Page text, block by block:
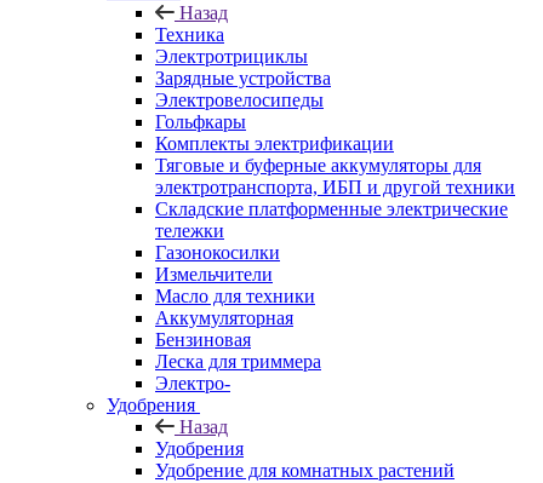
Назад
Техника
Электротрициклы
Зарядные устройства
Электровелосипеды
Гольфкары
Комплекты электрификации
Тяговые и буферные аккумуляторы для
электротранспорта, ИБП и другой техники
Складские платформенные электрические
тележки
Газонокосилки
Измельчители
Масло для техники
Аккумуляторная
Бензиновая
Леска для триммера
Электро-
Удобрения
Назад
Удобрения
Удобрение для комнатных растений